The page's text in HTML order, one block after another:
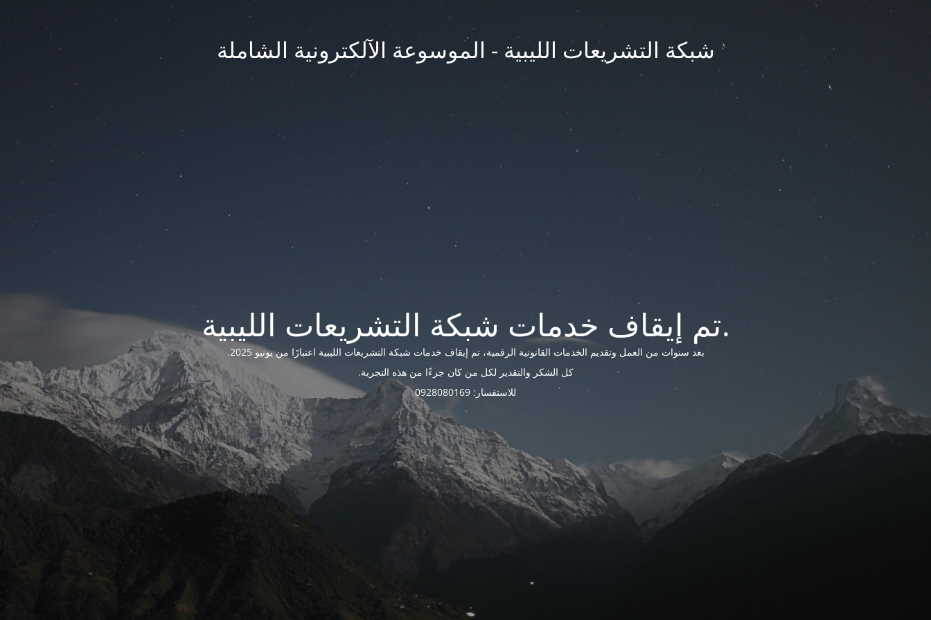
شبكة التشريعات الليبية - الموسوعة الآلكترونية الشاملة
تم إيقاف خدمات شبكة التشريعات الليبية.
بعد سنوات من العمل وتقديم الخدمات القانونية الرقمية، تم إيقاف خدمات شبكة التشريعات الليبية اعتبارًا من يونيو 2025.
كل الشكر والتقدير لكل من كان جزءًا من هذه التجربة.
للاستفسار: 0928080169